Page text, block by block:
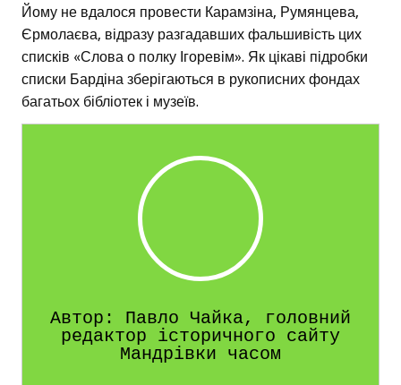
Йому не вдалося провести Карамзіна, Румянцева,
Єрмолаєва, відразу разгадавших фальшивість цих
списків «Слова о полку Ігоревім». Як цікаві підробки
списки Бардіна зберігаються в рукописних фондах
багатьох бібліотек і музеїв.
Автор: Павло Чайка, головний
редактор історичного сайту
Мандрівки часом